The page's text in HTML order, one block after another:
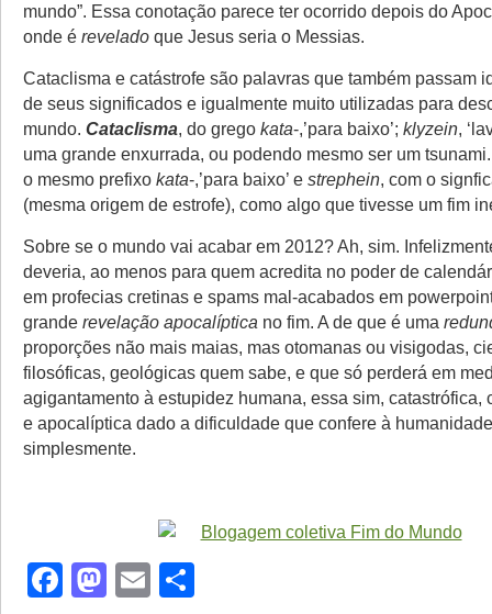
mundo”. Essa conotação parece ter ocorrido depois do
onde é revelado que Jesus seria o Messias.
Cataclisma e catástrofe são palavras que também passam
de seus significados e igualmente muito utilizadas para
mundo. Cataclisma, do grego kata-,’para baixo’; klyzein,
uma grande enxurrada, ou podendo mesmo ser um
o mesmo prefixo kata-,’para baixo’ e strephein, com o
(mesma origem de estrofe), como algo que tivesse um fim
Sobre se o mundo vai acabar em 2012? Ah, sim.
deveria, ao menos para quem acredita no poder de
em profecias cretinas e spams mal-acabados em
grande revelação apocalíptica no fim. A de que é uma
proporções não mais maias, mas otomanas ou visigodas,
filosóficas, geológicas quem sabe, e que só perderá em
agigantamento à estupidez humana, essa sim, catastrófica,
e apocalíptica dado a dificuldade que confere à
simplesmente.
Facebook
Mastodon
Email